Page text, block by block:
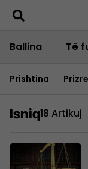
Ballina Të
Prishtina
Isniq18 Artikuj